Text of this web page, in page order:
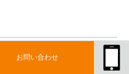
お問い合わせ